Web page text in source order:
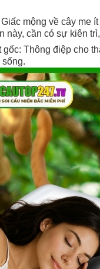
Giấc mộng về cây me
này, cần có sự kiên
gốc: Thông điệp cho